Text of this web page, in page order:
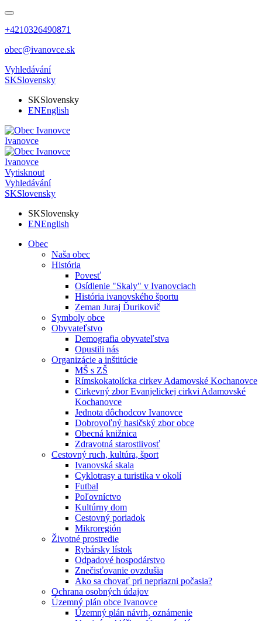
+4210326490871
obec@ivanovce.sk
Vyhledávání
SKSlovensky
SKSlovensky
ENEnglish
Ivanovce
Ivanovce
Vytisknout
Vyhledávání
SKSlovensky
SKSlovensky
ENEnglish
Obec
Naša obec
História
Povesť
Osídlenie "Skaly" v Ivanovciach
História ivanovského športu
Zeman Juraj Ďurikovič
Symboly obce
Obyvateľstvo
Demografia obyvateľstva
Opustili nás
Organizácie a inštitúcie
MŠ s ZŠ
Rímskokatolícka cirkev Adamovské Kochanovce
Cirkevný zbor Evanjelickej cirkvi Adamovské
Kochanovce
Jednota dôchodcov Ivanovce
Dobrovoľný hasičský zbor obce
Obecná knižnica
Zdravotná starostlivosť
Cestovný ruch, kultúra, šport
Ivanovská skala
Cyklotrasy a turistika v okolí
Futbal
Poľovníctvo
Kultúrny dom
Cestovný poriadok
Mikroregión
Životné prostredie
Rybársky lístok
Odpadové hospodárstvo
Znečisťovanie ovzdušia
Ako sa chovať pri nepriazni počasia?
Ochrana osobných údajov
Územný plán obce Ivanovce
Územný plán návrh, oznámenie